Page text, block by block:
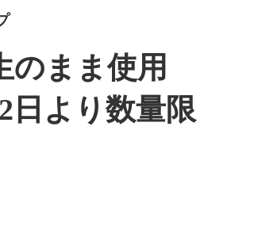
のまま使用
日より数量限